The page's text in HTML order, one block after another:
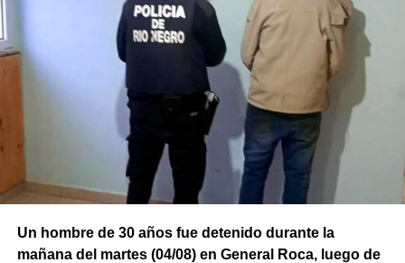
Un hombre de 30 años fue detenido durante la
mañana del martes (04/08) en General Roca, luego de